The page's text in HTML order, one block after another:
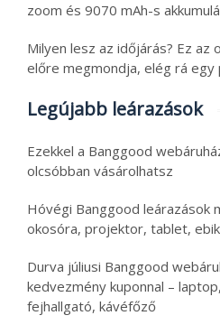
zoom és 9070 mAh-s
Milyen lesz az időjárás? Ez az
előre megmondja, elég rá egy
Legújabb leárazások
Ezekkel a Banggood
olcsóbban vásárolhatsz
Hóvégi Banggood leárazások
okosóra, projektor, tablet,
Durva júliusi Banggood
kedvezmény kuponnal –
fejhallgató, kávéfőző